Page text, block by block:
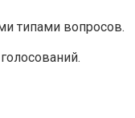
типами вопросов.